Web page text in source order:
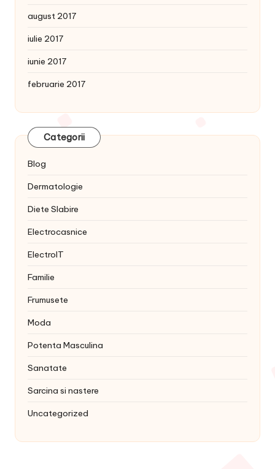
august 2017
iulie 2017
iunie 2017
februarie 2017
Categorii
Blog
Dermatologie
Diete Slabire
Electrocasnice
ElectroIT
Familie
Frumusete
Moda
Potenta Masculina
Sanatate
Sarcina si nastere
Uncategorized